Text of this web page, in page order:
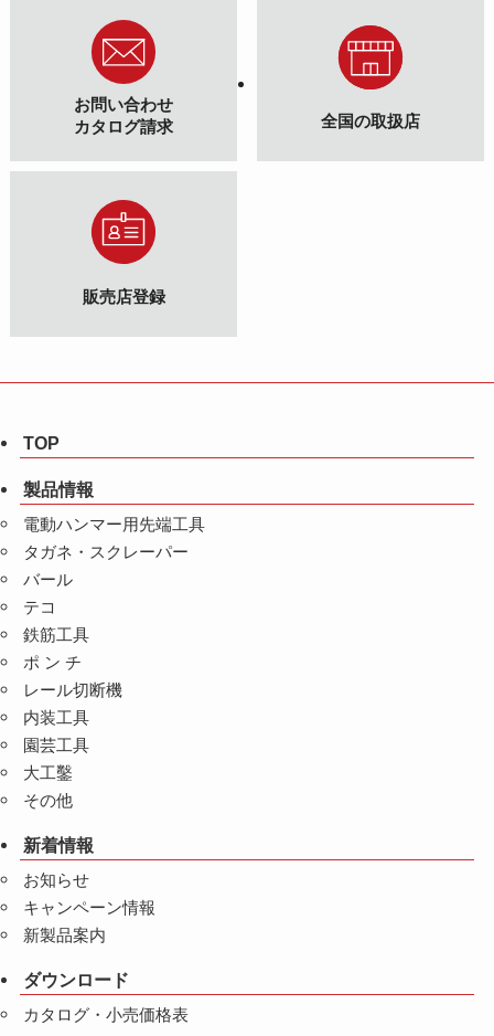
お問い合わせ
カタログ請求
全国の取扱店
販売店登録
TOP
製品情報
電動ハンマー用先端工具
タガネ・スクレーパー
バール
テコ
鉄筋工具
ポ ン チ
レール切断機
内装工具
園芸工具
大工鑿
その他
新着情報
お知らせ
キャンペーン情報
新製品案内
ダウンロード
カタログ・小売価格表